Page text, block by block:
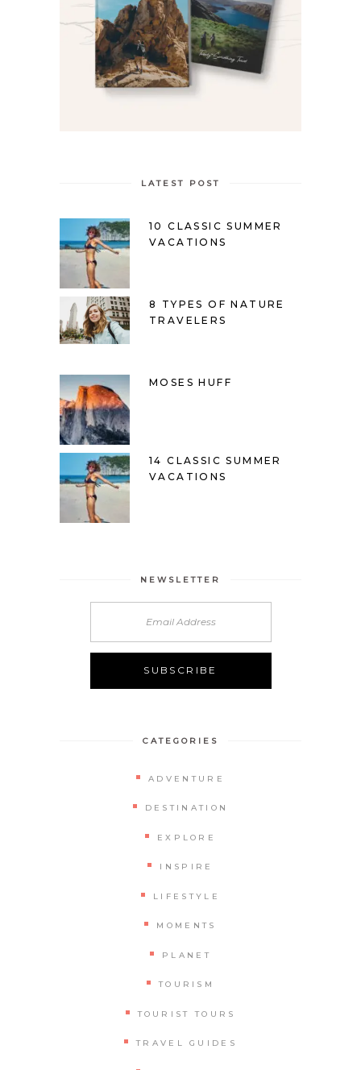
LATEST POST
10 CLASSIC SUMMER
VACATIONS
8 TYPES OF NATURE
TRAVELERS
MOSES HUFF
14 CLASSIC SUMMER
VACATIONS
NEWSLETTER
CATEGORIES
ADVENTURE
DESTINATION
EXPLORE
INSPIRE
LIFESTYLE
MOMENTS
PLANET
TOURISM
TOURIST TOURS
TRAVEL GUIDES